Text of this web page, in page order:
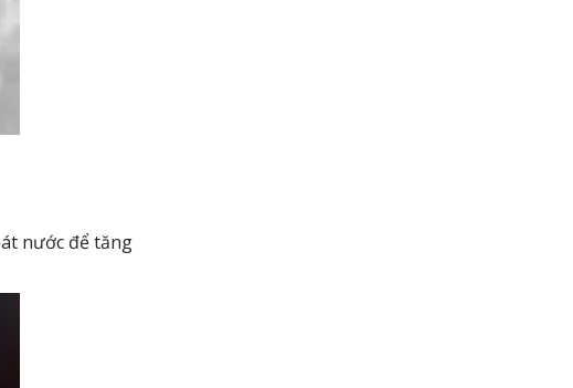
nước để tăng